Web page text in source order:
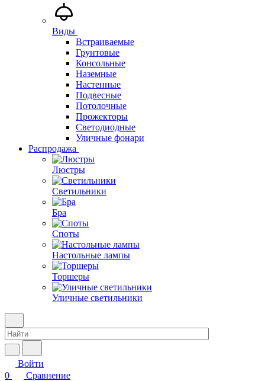
Виды
Встраиваемые
Грунтовые
Консольные
Наземные
Настенные
Подвесные
Потолочные
Прожекторы
Светодиодные
Уличные фонари
Распродажа
Люстры
Светильники
Бра
Споты
Настольные лампы
Торшеры
Уличные светильники
Войти
0
Сравнение